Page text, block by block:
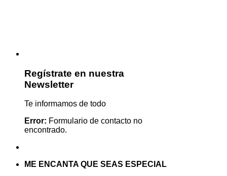
Regístrate en nuestra
Newsletter
Te informamos de todo
Error: Formulario de contacto no
encontrado.
ME ENCANTA QUE SEAS ESPECIAL